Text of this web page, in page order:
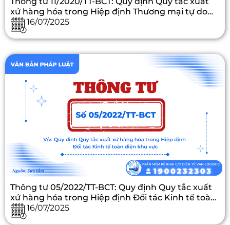
xứ hàng hóa trong Hiệp định Thương mại tự do
giữa Việt Nam và Liên minh châu Âu
16/07/2025
Thông tư 05/2022/TT-BCT: Quy định Quy tắc xuất
xứ hàng hóa trong Hiệp định Đối tác Kinh tế toàn
diện khu vực
16/07/2025